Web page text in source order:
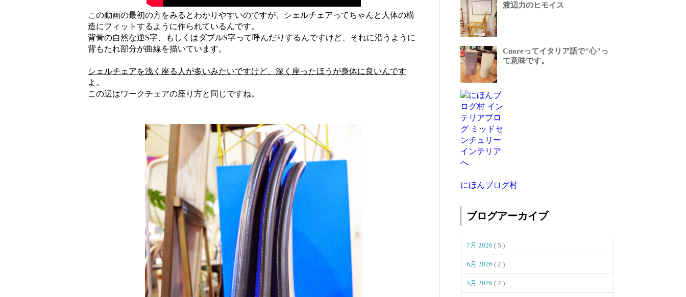
この動画の最初の方をみるとわかりやすいのですが、シェルチェアってちゃんと人体の構
造にフィットするように作られているんです。
背骨の自然な逆S字、もしくはダブルS字って呼んだりするんですけど、それに沿うように
背もたれ部分が曲線を描いています。
シェルチェアを浅く座る人が多いみたいですけど、深く座ったほうが身体に良いんです
よ。
この辺はワークチェアの座り方と同じですね。
渡辺力のヒモイス
Cuoreってイタリア語で"心"っ
て意味です。
にほんブログ村
ブログアーカイブ
7月 2026 ( 5 )
6月 2026 ( 2 )
5月 2026 ( 2 )